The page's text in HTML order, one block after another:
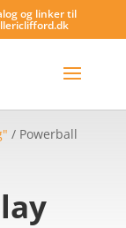
og linker til
/ Powerball